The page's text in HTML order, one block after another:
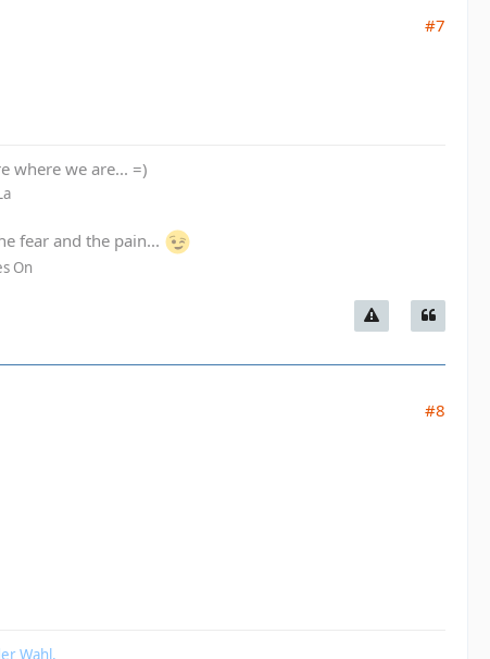
#7
where we are... =)
fear and the pain...
On
#8
Wahl,